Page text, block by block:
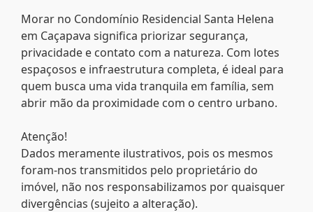
Morar no Condomínio Residencial Santa Helena
em Caçapava significa priorizar segurança,
privacidade e contato com a natureza. Com lotes
espaçosos e infraestrutura completa, é ideal para
quem busca uma vida tranquila em família, sem
abrir mão da proximidade com o centro urbano.
Atenção!
Dados meramente ilustrativos, pois os mesmos
foram-nos transmitidos pelo proprietário do
imóvel, não nos responsabilizamos por quaisquer
divergências (sujeito a alteração).